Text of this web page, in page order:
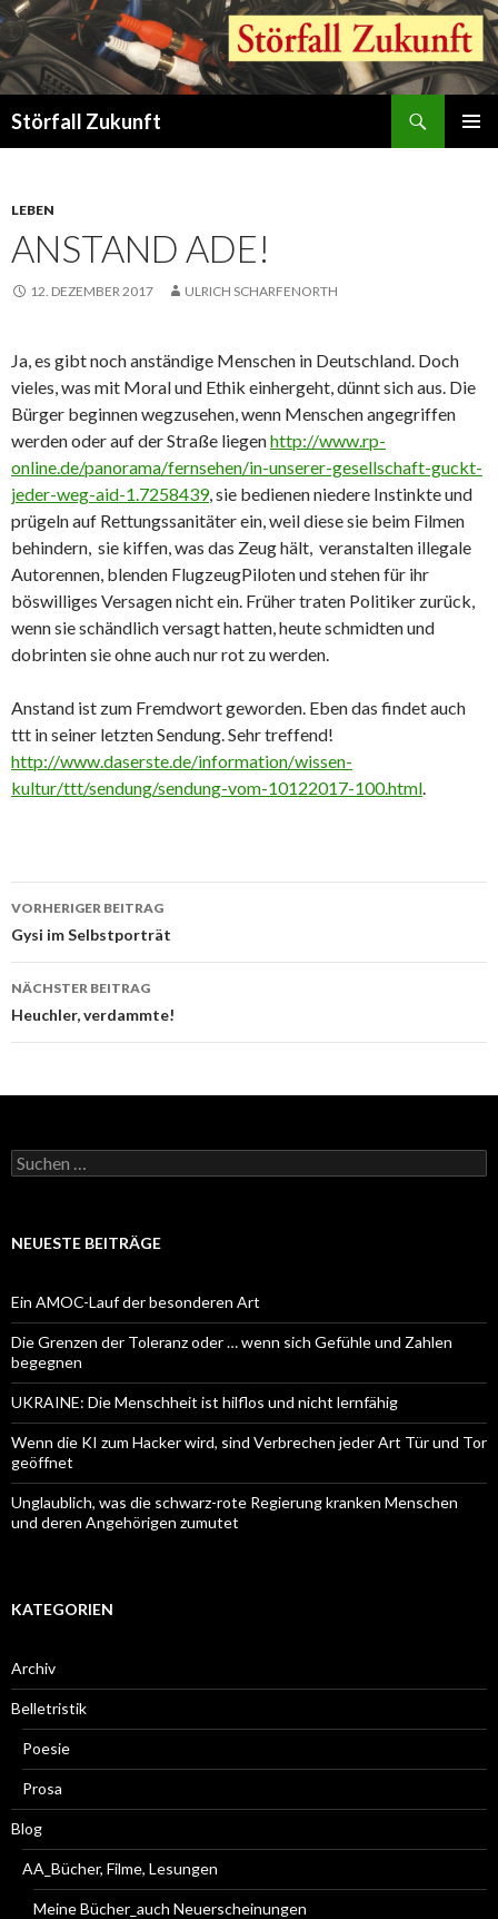
Störfall Zukunft
LEBEN
ANSTAND ADE!
12. DEZEMBER 2017 ULRICH SCHARFENORTH
Ja, es gibt noch anständige Menschen in Deutschland. Doch
vieles, was mit Moral und Ethik einhergeht, dünnt sich aus. Die
Bürger beginnen wegzusehen, wenn Menschen angegriffen
werden oder auf der Straße liegenhttp://www.rp-
online.de/panorama/fernsehen/in-unserer-gesellschaft-guckt-
jeder-weg-aid-1.7258439, sie bedienen niedere Instinkte und
prügeln auf Rettungssanitäter ein, weil diese sie beim Filmen
behindern, sie kiffen, was das Zeug hält, veranstalten illegale
Autorennen, blenden FlugzeugPiloten und stehen für ihr
böswilliges Versagen nicht ein. Früher traten Politiker zurück,
wenn sie schändlich versagt hatten, heute schmidten und
dobrinten sie ohne auch nur rot zu werden.
Anstand ist zum Fremdwort geworden. Eben das findet auch
ttt in seiner letzten Sendung. Sehr treffend!
http://www.daserste.de/information/wissen-
kultur/ttt/sendung/sendung-vom-10122017-100.html.
Beitrags-
Navigation
VORHERIGER BEITRAG
Gysi im Selbstporträt
NÄCHSTER BEITRAG
Heuchler, verdammte!
Suchen
nach:
NEUESTE BEITRÄGE
Ein AMOC-Lauf der besonderen Art
Die Grenzen der Toleranz oder … wenn sich Gefühle und Zahlen
begegnen
UKRAINE: Die Menschheit ist hilflos und nicht lernfähig
Wenn die KI zum Hacker wird, sind Verbrechen jeder Art Tür und Tor
geöffnet
Unglaublich, was die schwarz-rote Regierung kranken Menschen
und deren Angehörigen zumutet
KATEGORIEN
Archiv
Belletristik
Poesie
Prosa
Blog
AA_Bücher, Filme, Lesungen
Meine Bücher_auch Neuerscheinungen